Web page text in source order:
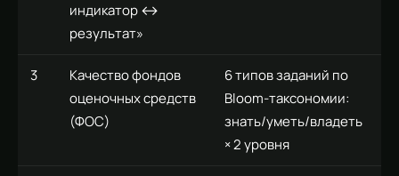
индикатор ↔
результат»
3
Качество фондов
оценочных средств
(ФОС)
6 типов заданий по
Bloom-таксономии:
знать/уметь/владеть
× 2 уровня